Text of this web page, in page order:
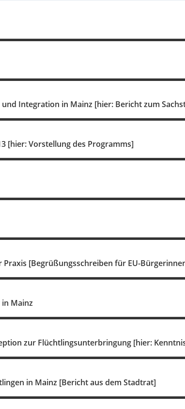
Integration in Mainz [hier: Bericht zum
[hier: Vorstellung des Programms]
[Begrüßungsschreiben für EU-
Mainz
zur Flüchtlingsunterbringung [hier:
in Mainz [Bericht aus dem Stadtrat]